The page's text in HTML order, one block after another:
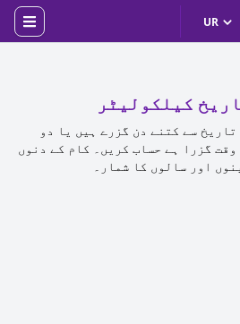
کیلکولیٹر
سے کتنے دن گزرے ہیں یا دو
گزرا ہے حساب کریں۔ کام کے دنوں
اور سالوں کا شمار۔